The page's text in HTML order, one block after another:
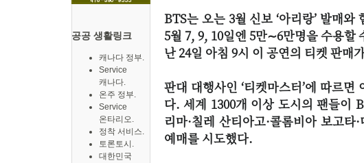
공공 생활링크
캐나다 정부.
Service
캐나다.
온주 정부.
Service
온타리오.
정착 서비스.
토론토시.
대한민국
BTS는 오는 3월 신보 ‘아리랑’ 발매
5월 7, 9, 10일엔 5만∼6만명을 수용할
난 24일 아침 9시 이 공연의 티켓 판매
판대 대행사인 ‘티켓마스터’에 따르
다. 세계 1300개 이상 도시의 팬들이
리마·칠레 산티아고·콜롬비아 보고
예매를 시도했다.